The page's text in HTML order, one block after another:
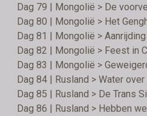
Dag 79 | Mongolië > De
Dag 80 | Mongolië > Het
Dag 81 | Mongolië >
Dag 82 | Mongolië > Feest in
Dag 83 | Mongolië >
Dag 84 | Rusland > Water
Dag 85 | Rusland > De Trans
Dag 86 | Rusland > Hebben